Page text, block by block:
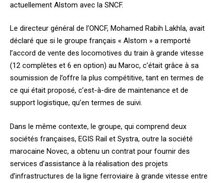
actuellement Alstom avec la SNCF.
Le directeur général de l’ONCF, Mohamed Rabih Lakhla, avait
déclaré que si le groupe français « Alstom » a remporté
l’accord de vente des locomotives du train à grande vitesse
(12 complètes et 6 en option) au Maroc, c’était grâce à sa
soumission de l’offre la plus compétitive, tant en termes de
ce qui était proposé, c’est-à-dire de maintenance et de
support logistique, qu’en termes de suivi.
Dans le même contexte, le groupe, qui comprend deux
sociétés françaises, EGIS Rail et Systra, outre la société
marocaine Novec, a obtenu un contrat pour fournir des
services d’assistance à la réalisation des projets
d’infrastructures de la ligne ferroviaire à grande vitesse entre